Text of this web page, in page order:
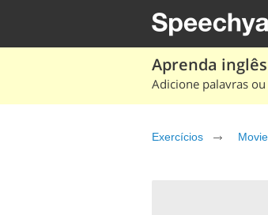
Aprenda
Adicione palavras
Exercícios